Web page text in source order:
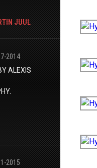
JUUL
2014
ALEXIS
2015